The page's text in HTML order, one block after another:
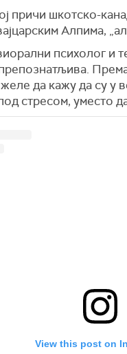
причи шкотско-
Алпима,
психолог и
да кажу да су у
стресом, уместо
View this post on